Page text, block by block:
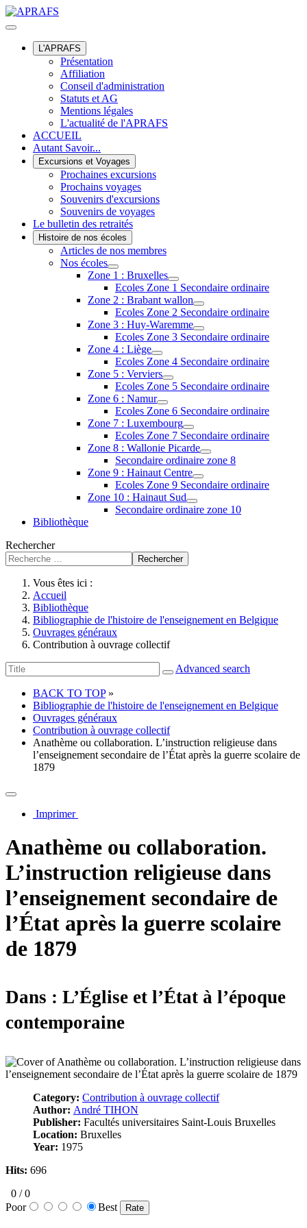
L'APRAFS
Présentation
Affiliation
Conseil d'administration
Statuts et AG
Mentions légales
L'actualité de l'APRAFS
ACCUEIL
Autant Savoir...
Excursions et Voyages
Prochaines excursions
Prochains voyages
Souvenirs d'excursions
Souvenirs de voyages
Le bulletin des retraités
Histoire de nos écoles
Articles de nos membres
Nos écoles
Zone 1 : Bruxelles
Ecoles Zone 1 Secondaire ordinaire
Zone 2 : Brabant wallon
Ecoles Zone 2 Secondaire ordinaire
Zone 3 : Huy-Waremme
Ecoles Zone 3 Secondaire ordinaire
Zone 4 : Liège
Ecoles Zone 4 Secondaire ordinaire
Zone 5 : Verviers
Ecoles Zone 5 Secondaire ordinaire
Zone 6 : Namur
Ecoles Zone 6 Secondaire ordinaire
Zone 7 : Luxembourg
Ecoles Zone 7 Secondaire ordinaire
Zone 8 : Wallonie Picarde
Secondaire ordinaire zone 8
Zone 9 : Hainaut Centre
Ecoles Zone 9 Secondaire ordinaire
Zone 10 : Hainaut Sud
Secondaire ordinaire zone 10
Bibliothèque
Rechercher
Rechercher
Vous êtes ici :
Accueil
Bibliothèque
Bibliographie de l'histoire de l'enseignement en Belgique
Ouvrages généraux
Contribution à ouvrage collectif
Advanced search
BACK TO TOP»
Bibliographie de l'histoire de l'enseignement en Belgique
Ouvrages généraux
Contribution à ouvrage collectif
Anathème ou collaboration. L’instruction religieuse dans
l’enseignement secondaire de l’État après la guerre scolaire de
1879
Imprimer
Anathème ou collaboration.
L’instruction religieuse dans
l’enseignement secondaire de
l’État après la guerre scolaire
de 1879
Dans : L’Église et l’État à l’époque
contemporaine
Category: Contribution à ouvrage collectif
Author: André TIHON
Publisher: Facultés universitaires Saint-Louis Bruxelles
Location: Bruxelles
Year: 1975
Hits: 696
0 /0
Poor
Best